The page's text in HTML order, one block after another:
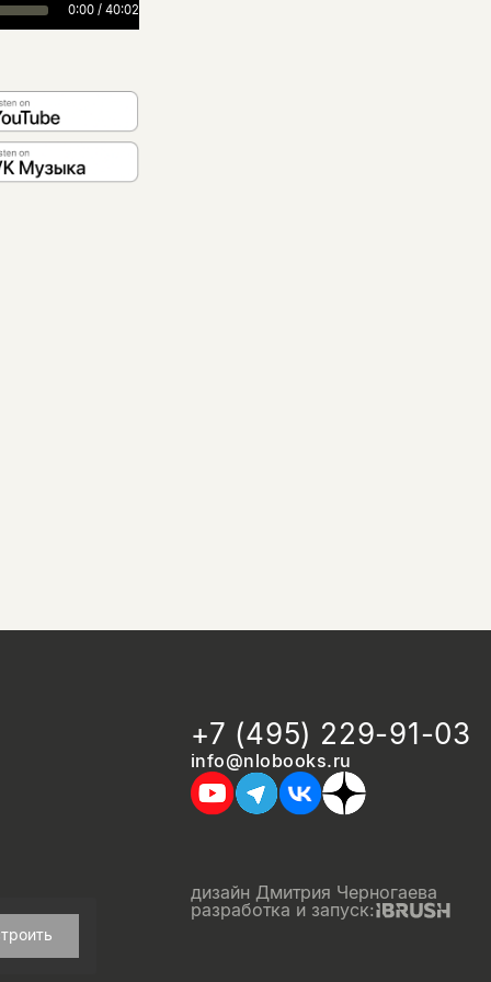
0:00 /40:02
+7 (495) 229-91-03
info@nlobooks.ru
дизайн Дмитрия Черногаева
разработка и запуск: